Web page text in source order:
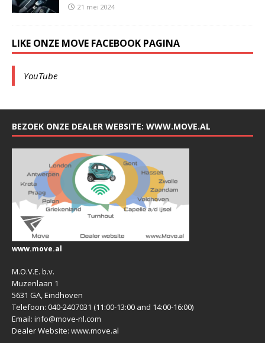
21 mei 2024
LIKE ONZE MOVE FACEBOOK PAGINA
YouTube
BEZOEK ONZE DEALER WEBSITE: WWW.MOVE.AL
www.move.al
M.O.V.E. b.v.
Muzenlaan 1
5631 GA, Eindhoven
Telefoon: 040-2407031 (11:00-13:00 and 14:00-16:00)
Email: info@move-nl.com
Dealer Website: www.move.al